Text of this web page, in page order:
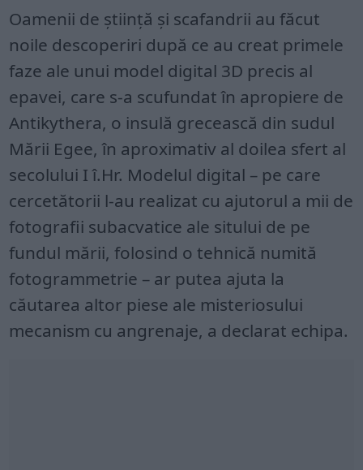
Oamenii de știință și scafandrii au făcut
noile descoperiri după ce au creat primele
faze ale unui model digital 3D precis al
epavei, care s-a scufundat în apropiere de
Antikythera, o insulă grecească din sudul
Mării Egee, în aproximativ al doilea sfert al
secolului I î.Hr. Modelul digital – pe care
cercetătorii l-au realizat cu ajutorul a mii de
fotografii subacvatice ale sitului de pe
fundul mării, folosind o tehnică numită
fotogrammetrie – ar putea ajuta la
căutarea altor piese ale misteriosului
mecanism cu angrenaje, a declarat echipa.